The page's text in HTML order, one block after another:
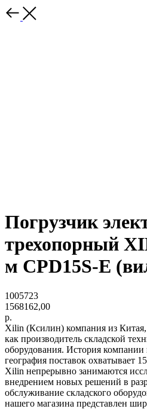
Погрузчик
трехопорный
м CPD15S-E
1005723
1568162,00
р.
Xilin (Ксилин) компания из
как производитель складской
оборудования. История компании
география поставок охватывает
Xilin непрерывно занимаются
внедрением новых решений в
обслуживание складского
нашего магазина представлен